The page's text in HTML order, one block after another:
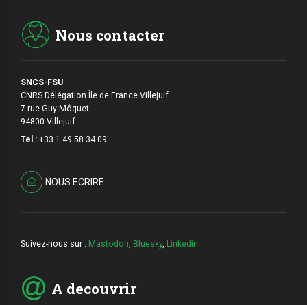
Nous contacter
SNCS-FSU
CNRS Délégation Île de France Villejuif
7 rue Guy Môquet
94800 Villejuif
Tel : +33 1 49 58 34 09
NOUS ECRIRE
Suivez-nous sur : Mastodon Bluesky, Linkedin
A decouvrir